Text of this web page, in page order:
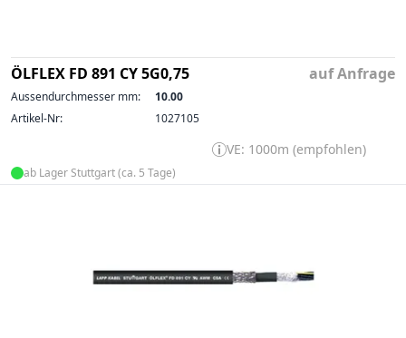
ÖLFLEX FD 891 CY 5G0,75 auf Anfrage
Aussendurchmesser mm:
10.00
Artikel-Nr:
1027105
VE: 1000m (empfohlen)
ab Lager Stuttgart (ca. 5 Tage)